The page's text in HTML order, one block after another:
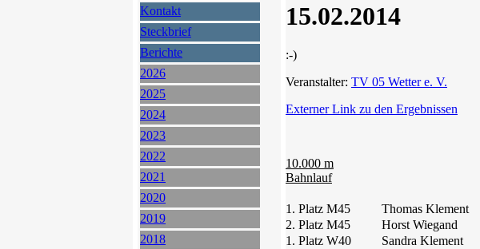
Kontakt
Steckbrief
Berichte
2026
2025
2024
2023
2022
2021
2020
2019
2018
15.02.2014
:-)
Veranstalter: TV 05 Wetter e. V.
Externer Link zu den Ergebnissen
10.000 m
Bahnlauf
1. Platz M45 Thomas Klement
2. Platz M45
Horst Wiegand
1. Platz W40
Sandra Klement